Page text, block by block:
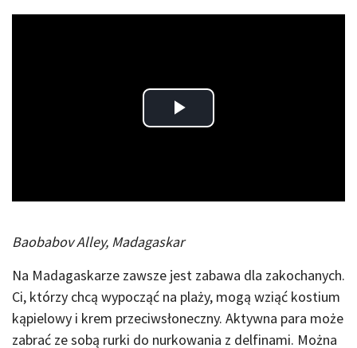
Play
Baobabov Alley, Madagaskar
Na Madagaskarze zawsze jest zabawa dla zakochanych.
Ci, którzy chcą wypocząć na plaży, mogą wziąć kostium
kąpielowy i krem przeciwsłoneczny. Aktywna para może
zabrać ze sobą rurki do nurkowania z delfinami. Można